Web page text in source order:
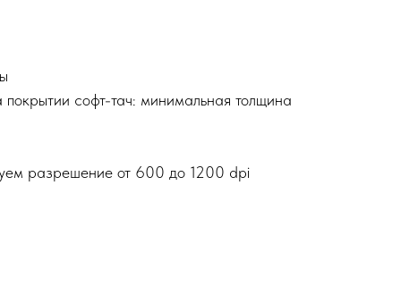
софт-тач: минимальная толщина
разрешение от 600 до 1200 dpi